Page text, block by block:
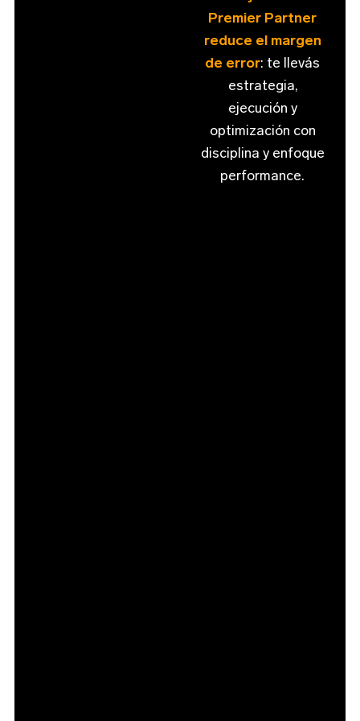
Premier Partner
reduce el margen
de error: te llevás
estrategia,
ejecución y
optimización con
disciplina y enfoque
performance.